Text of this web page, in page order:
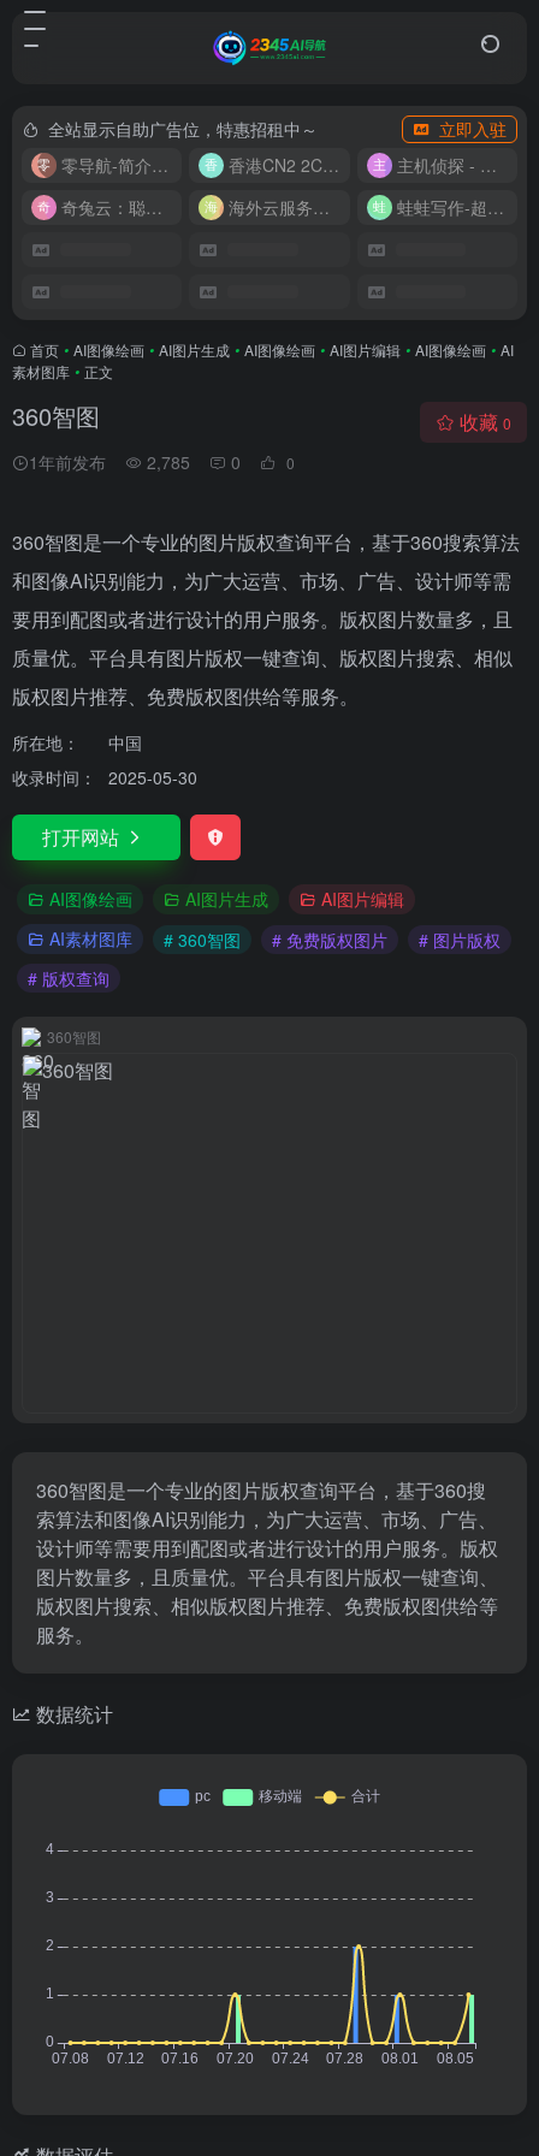
全站显示自助广告位，特惠招租中～
立即入驻
零导航-简介实用的网址导航
香港CN2 2C2G20M 9.9/月
主机侦探 - 少花钱，用好云
奇兔云：聪明人的“省”钱计划！
海外云服务器全网最低价 蛙蛙写作-超级AI智能写作助手
首页 • AI图像绘画 • AI图片生成 • AI图像绘画 • AI图片编辑 • AI图像绘画 • AI
素材图库 • 正文
360智图
1年前发布 2,785 0 0
收藏 0
360智图是一个专业的图片版权查询平台，基于360搜索算法
和图像AI识别能力，为广大运营、市场、广告、设计师等需
要用到配图或者进行设计的用户服务。版权图片数量多，且
质量优。平台具有图片版权一键查询、版权图片搜索、相似
版权图片推荐、免费版权图供给等服务。
所在地：
中国
收录时间：
2025-05-30
打开网站
AI图像绘画 AI图片生成
AI图片编辑
AI素材图库
# 360智图 # 免费版权图片
# 图片版权
# 版权查询
360智图
360智图是一个专业的图片版权查询平台，基于360搜
索算法和图像AI识别能力，为广大运营、市场、广告、
设计师等需要用到配图或者进行设计的用户服务。版权
图片数量多，且质量优。平台具有图片版权一键查询、
版权图片搜索、相似版权图片推荐、免费版权图供给等
服务。
数据统计